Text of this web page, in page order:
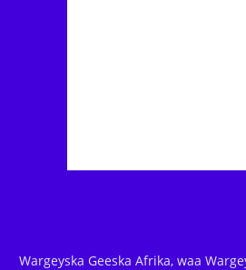
Wargeyska Geeska Afrika, waa